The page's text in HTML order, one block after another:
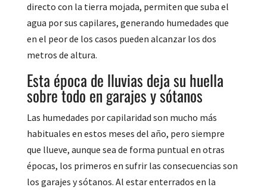
directo con la tierra mojada, permiten que suba el
agua por sus capilares, generando humedades que
en el peor de los casos pueden alcanzar los dos
metros de altura.
Esta época de lluvias deja su huella
sobre todo en garajes y sótanos
Las humedades por capilaridad son mucho más
habituales en estos meses del año, pero siempre
que llueve, aunque sea de forma puntual en otras
épocas, los primeros en sufrir las consecuencias son
los garajes y sótanos. Al estar enterrados en la